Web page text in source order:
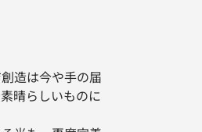
造は今や手の届
晴らしいものに